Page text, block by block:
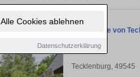
Alle Cookies ablehnen
Datenschutzerklärung
In Hanglage von
Tecklenburg, 49545